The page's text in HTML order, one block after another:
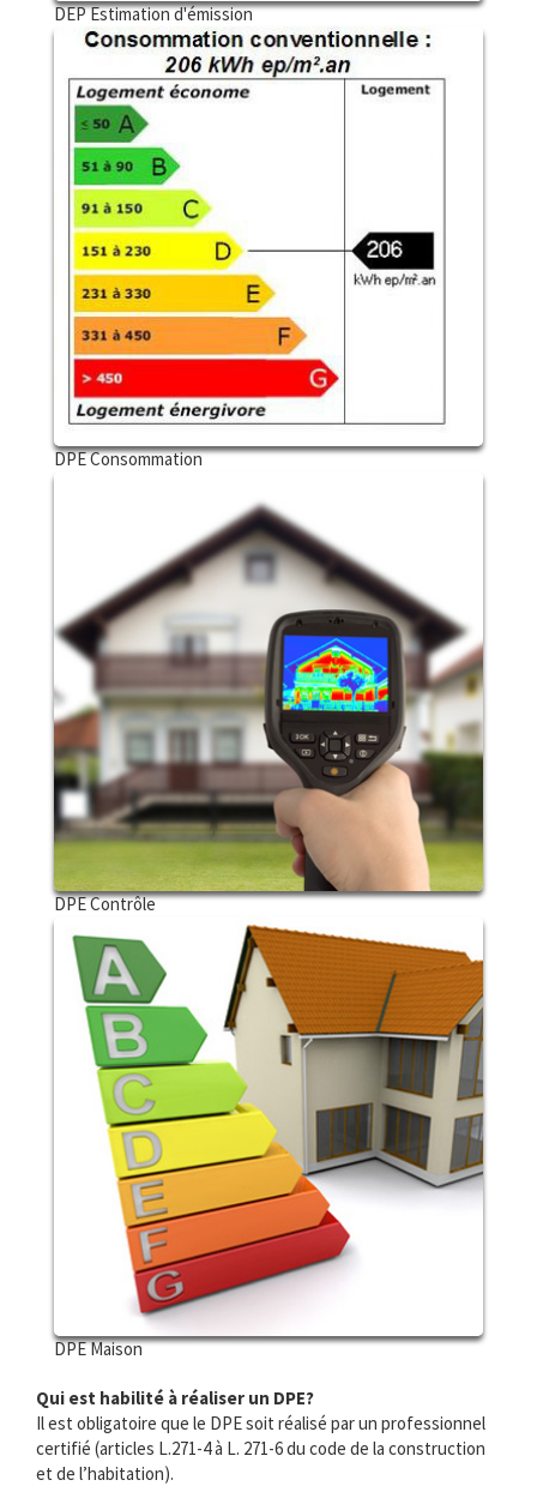
DEP Estimation d'émission
DPE Consommation
DPE Contrôle
DPE Maison
Qui est habilité à réaliser un DPE?
Il est obligatoire que le DPE soit réalisé par un professionnel
certifié (articles L.271-4 à L. 271-6 du code de la construction
et de l’habitation).